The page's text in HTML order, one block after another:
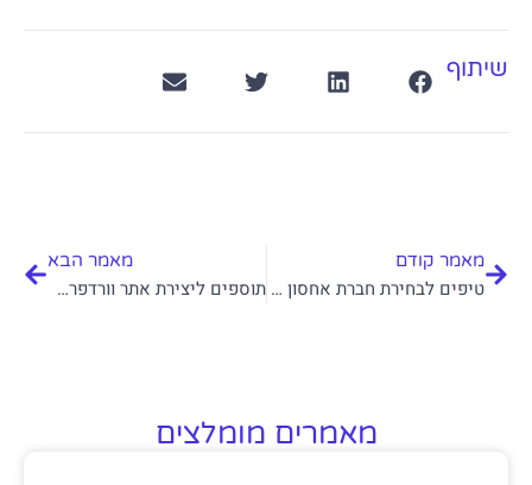
שיתוף
מאמר קודם
טיפים לבחירת חברת אחסון לאתר וורדפרס
מאמר הבא
תוספים ליצירת אתר וורדפרס רב לשוני
מאמרים מומלצים